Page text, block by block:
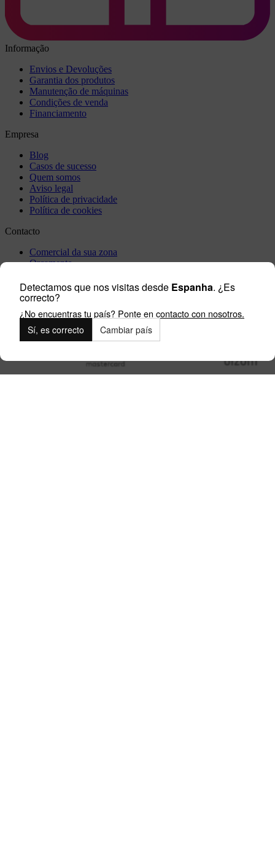
Informação
Envios e Devoluções
Garantia dos produtos
Manutenção de máquinas
Condições de venda
Financiamento
Empresa
Blog
Casos de sucesso
Quem somos
Aviso legal
Política de privacidade
Política de cookies
Contacto
Comercial da sua zona
Orçamento
Visite-nos
Outlet
Detectamos que nos visitas desde Espanha. ¿Es
correcto?
¿No encuentras tu país? Ponte en contacto con nosotros.
Sí, es correcto Cambiar país